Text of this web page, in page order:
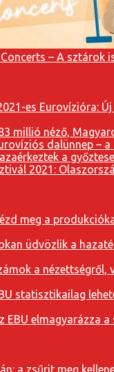
– A sztárok
es Eurovízióra:
millió néző,
dalünnep –
a
2021:
meg a
üdvözlik a
a nézettségről,
statisztikailag
EBU elmagyarázza
a zsűrit meg